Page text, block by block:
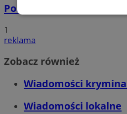
Policyjna eskorta na
1
reklama
Zobacz również
Wiadomości
Wiadomości lokalne
Niezbędne